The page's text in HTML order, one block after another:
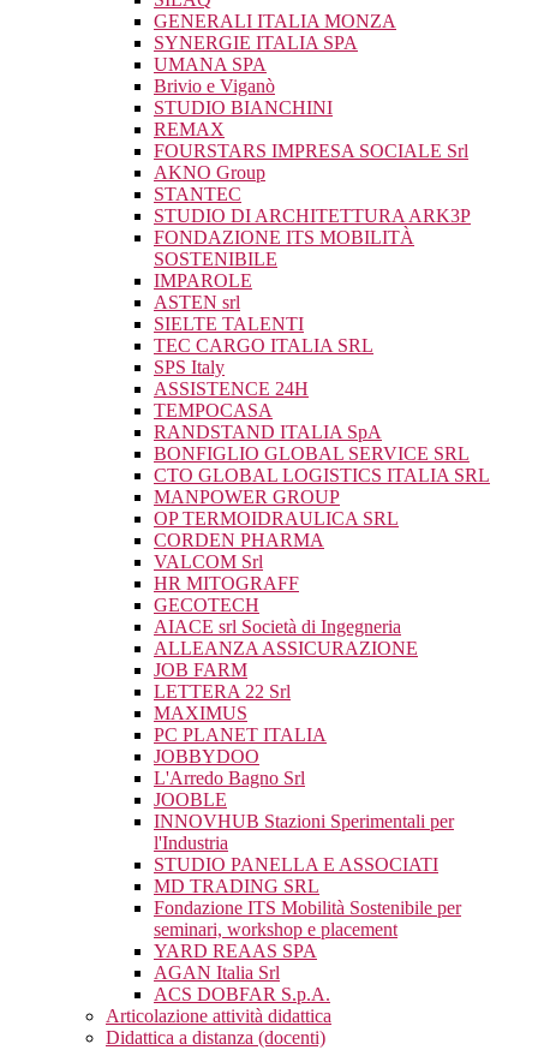
GENERALI ITALIA MONZA
SYNERGIE ITALIA SPA
UMANA SPA
Brivio e Viganò
STUDIO BIANCHINI
REMAX
FOURSTARS IMPRESA SOCIALE Srl
AKNO Group
STANTEC
STUDIO DI ARCHITETTURA ARK3P
FONDAZIONE ITS MOBILITÀ
SOSTENIBILE
IMPAROLE
ASTEN srl
SIELTE TALENTI
TEC CARGO ITALIA SRL
SPS Italy
ASSISTENCE 24H
TEMPOCASA
RANDSTAND ITALIA SpA
BONFIGLIO GLOBAL SERVICE SRL
CTO GLOBAL LOGISTICS ITALIA SRL
MANPOWER GROUP
OP TERMOIDRAULICA SRL
CORDEN PHARMA
VALCOM Srl
HR MITOGRAFF
GECOTECH
AIACE srl Società di Ingegneria
ALLEANZA ASSICURAZIONE
JOB FARM
LETTERA 22 Srl
MAXIMUS
PC PLANET ITALIA
JOBBYDOO
L'Arredo Bagno Srl
JOOBLE
INNOVHUB Stazioni Sperimentali per
l'Industria
STUDIO PANELLA E ASSOCIATI
MD TRADING SRL
Fondazione ITS Mobilità Sostenibile per
seminari, workshop e placement
YARD REAAS SPA
AGAN Italia Srl
ACS DOBFAR S.p.A.
Articolazione attività didattica
Didattica a distanza (docenti)